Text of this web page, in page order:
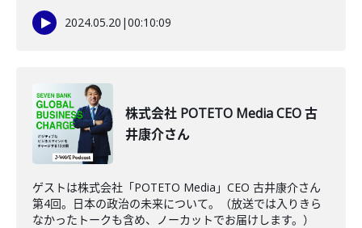
2024.05.20 |00:10:09
株式会社 POTETO Media CEO 古
井康介さん
ゲストは株式会社「POTETO Media」CEO 古井康介さん
第4回。日本の政治の未来について。（放送では入りきら
なかったトークも含め、ノーカットでお届けします。）